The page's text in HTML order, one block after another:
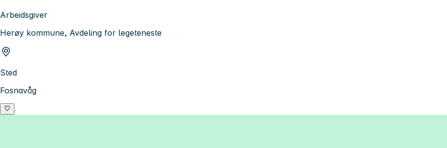
Arbeidsgiver
Herøy kommune, Avdeling for legeteneste
Sted
Fosnavåg